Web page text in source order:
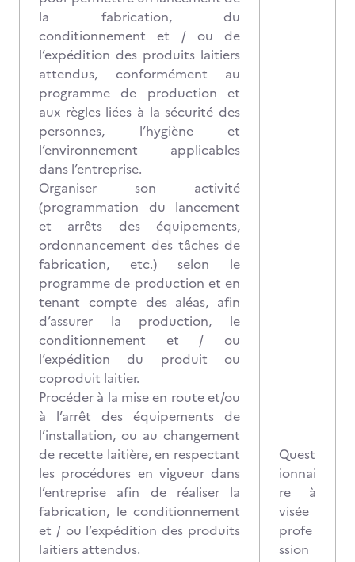
la fabrication, du
conditionnement et / ou de
l’expédition des produits laitiers
attendus, conformément au
programme de production et
aux règles liées à la sécurité des
personnes, l’hygiène et
l’environnement applicables
dans l’entreprise.
Organiser son activité
(programmation du lancement
et arrêts des équipements,
ordonnancement des tâches de
fabrication, etc.) selon le
programme de production et en
tenant compte des aléas, afin
d’assurer la production, le
conditionnement et / ou
l’expédition du produit ou
coproduit laitier.
Procéder à la mise en route et/ou
à l’arrêt des équipements de
l’installation, ou au changement
de recette laitière, en respectant
les procédures en vigueur dans
l’entreprise afin de réaliser la
fabrication, le conditionnement
et / ou l’expédition des produits
laitiers attendus.
Quest
ionnai
re à
visée
profe
ssion